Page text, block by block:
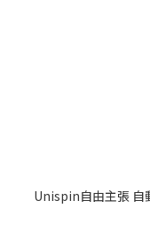
Unispin自由主張 自